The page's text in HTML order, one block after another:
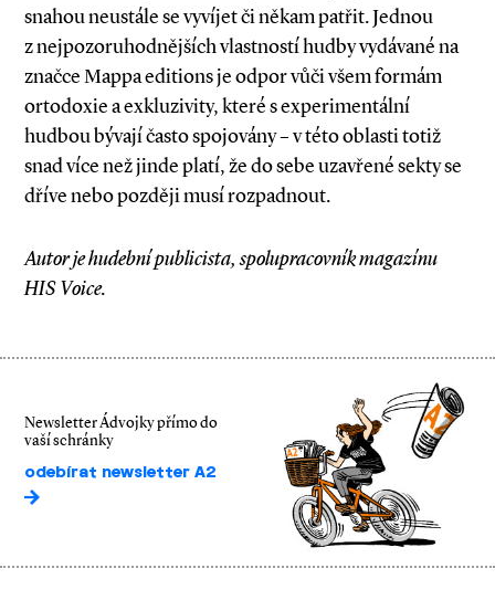
snahou neustále se vyvíjet či někam patřit. Jednou
z nejpozoruhodnějších vlastností hudby vydávané na
značce Mappa editions je odpor vůči všem formám
ortodoxie a exkluzivity, které s experimentální
hudbou bývají často spojovány – v této oblasti totiž
snad více než jinde platí, že do sebe uzavřené sekty se
dříve nebo později musí rozpadnout.
Autor je hudební publicista, spolupracovník magazínu
HIS Voice.
Newsletter Ádvojky přímo do
vaší schránky
odebírat newsletter A2